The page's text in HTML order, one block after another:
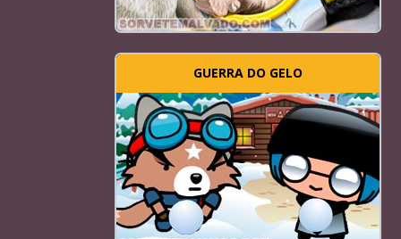
GUERRA DO GELO